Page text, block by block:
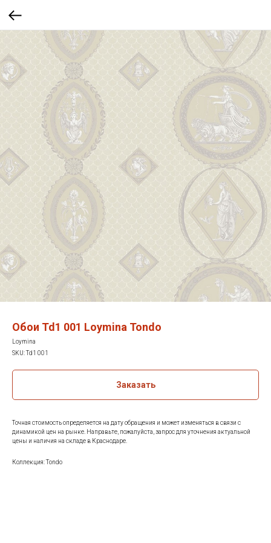
Обои Td1 001 Loymina Tondo
Loymina
SKU:Td1 001
Заказать
Точная стоимость определяется на дату обращения и может изменяться в связи с
динамикой цен на рынке. Направьте, пожалуйста, запрос для уточнения актуальной
цены и наличия на складе в Краснодаре.
Коллекция: Tondo